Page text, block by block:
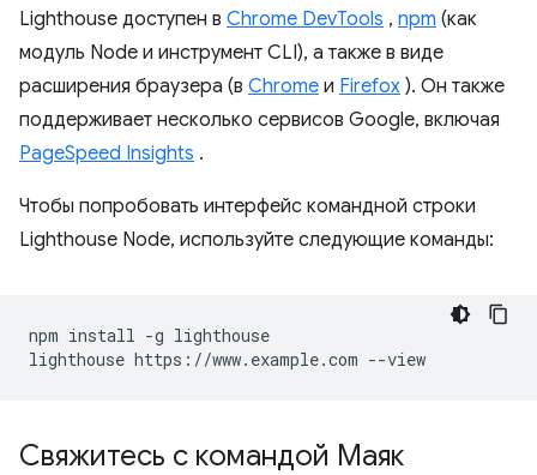
Lighthouse доступен в Chrome DevTools , npm (как
модуль Node и инструмент CLI), а также в виде
расширения браузера (в Chrome и Firefox ). Он также
поддерживает несколько сервисов Google, включая
PageSpeed ​​Insights .
Чтобы попробовать интерфейс командной строки
Lighthouse Node, используйте следующие команды:
npm install -g lighthouse
Свяжитесь с командой Маяк